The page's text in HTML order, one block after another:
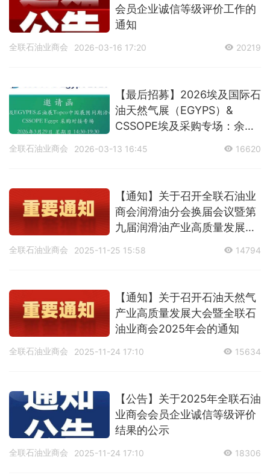
会员企业诚信等级评价工作的
通知
全联石油业商会 2026-03-16 17:20 20219
【最后招募】2026埃及国际石
油天然气展（EGYPS）&
CSSOPE埃及采购专场：余位
全联石油业商会 2026-03-13 16:45 16620
【通知】关于召开全联石油业
商会润滑油分会换届会议暨第
九届润滑油产业高质量发展大
全联石油业商会 2025-11-25 15:58 14794
【通知】关于召开石油天然气
产业高质量发展大会暨全联石
油业商会2025年会的通知
全联石油业商会 2025-11-24 17:10 15634
【公告】关于2025年全联石油
业商会会员企业诚信等级评价
结果的公示
全联石油业商会 2025-11-24 17:10 18306